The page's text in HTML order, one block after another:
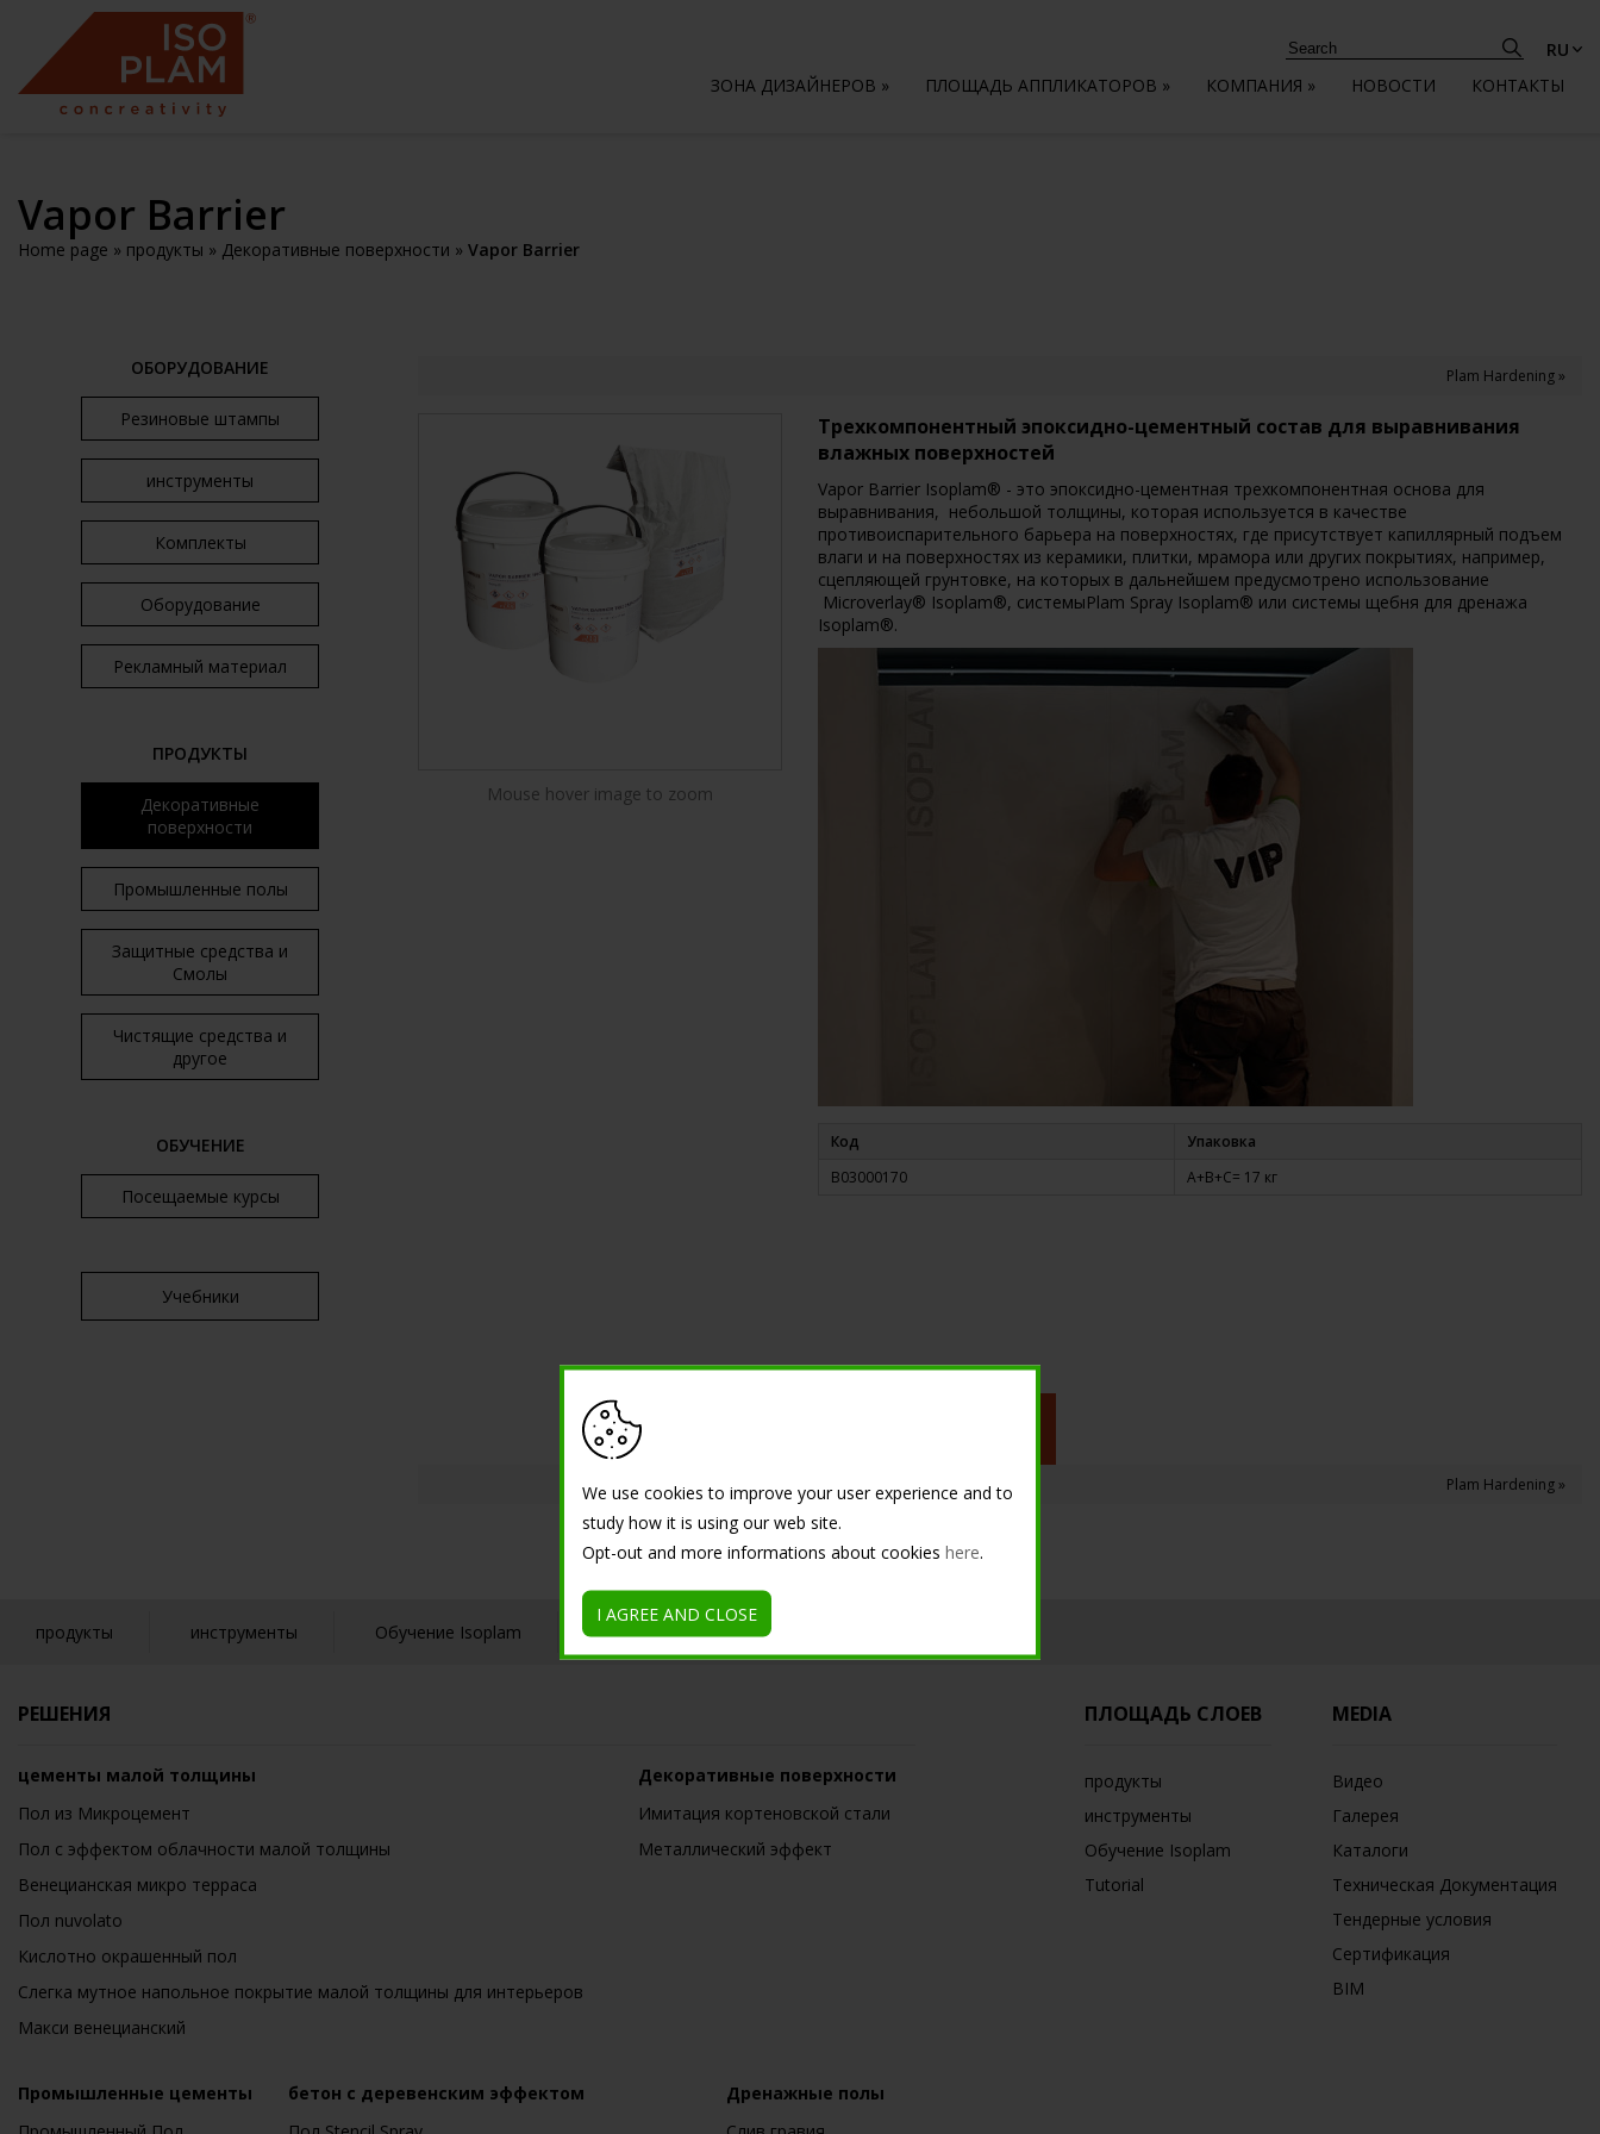
RU
ЗОНА ДИЗАЙНЕРОВ » ПЛОЩАДЬ АППЛИКАТОРОВ » КОМПАНИЯ » НОВОСТИ КОНТАКТЫ
Vapor Barrier
Home page » продукты » Декоративные поверхности » Vapor Barrier
ОБОРУДОВАНИЕ
Резиновые штампы
инструменты
Комплекты
Оборудование
Рекламный материал
ПРОДУКТЫ
Декоративные
поверхности
Промышленные полы
Защитные средства и
Смолы
Чистящие средства и
другое
ОБУЧЕНИЕ
Посещаемые курсы
Учебники
Plam Hardening »
Mouse hover image to zoom
Трехкомпонентный эпоксидно-цементный состав для выравнивания
влажных поверхностей
Vapor Barrier Isoplam® - это эпоксидно-цементная трехкомпонентная основа для
выравнивания, небольшой толщины, которая используется в качестве
противоиспарительного барьера на поверхностях, где присутствует капиллярный подъем
влаги и на поверхностях из керамики, плитки, мрамора или других покрытиях, например,
сцепляющей грунтовке, на которых в дальнейшем предусмотрено использование
Microverlay® Isoplam®, системыPlam Spray Isoplam® или системы щебня для дренажа
Isoplam®.
Код
Упаковка
B03000170
A+B+C= 17 кг
Plam Hardening »
продукты инструменты Обучение Isoplam Tutorial
РЕШЕНИЯ
цементы малой толщины
Пол из Микроцемент
Пол с эффектом облачности малой толщины
Венецианская микро терраса
Пол nuvolato
Кислотно окрашенный пол
Слегка мутное напольное покрытие малой толщины для интерьеров
Макси венецианский
Декоративные поверхности
Имитация кортеновской стали
Металлический эффект
Промышленные цементы
бетон с деревенским эффектом
Дренажные полы
ПЛОЩАДЬ СЛОЕВ
продукты
инструменты
Обучение Isoplam
Tutorial
MEDIA
Видео
Галерея
Каталоги
Техническая Документация
Тендерные условия
Сертификация
BIM
We use cookies to improve your user experience and to
study how it is using our web site.
Opt-out and more informations about cookieshere.
I AGREE AND CLOSE